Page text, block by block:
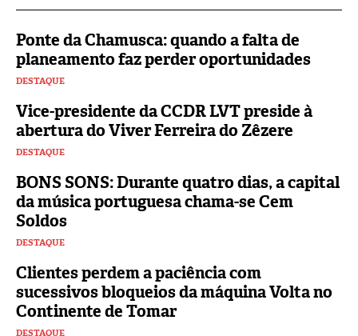
Ponte da Chamusca: quando a falta de
planeamento faz perder oportunidades
DESTAQUE
Vice-presidente da CCDR LVT preside à
abertura do Viver Ferreira do Zêzere
DESTAQUE
BONS SONS: Durante quatro dias, a capital
da música portuguesa chama-se Cem
Soldos
DESTAQUE
Clientes perdem a paciência com
sucessivos bloqueios da máquina Volta no
Continente de Tomar
DESTAQUE